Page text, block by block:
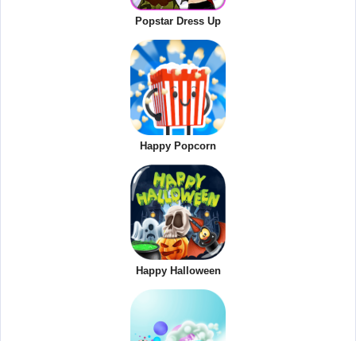
Popstar Dress Up
Happy Popcorn
Happy Halloween